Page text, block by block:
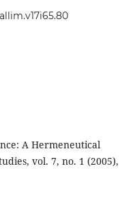
A Hermeneutical
vol. 7, no. 1 (2005),